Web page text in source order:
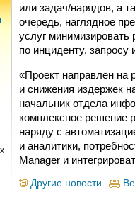
или задач/нарядов, а
очередь, наглядное
услуг минимизировать
по инциденту,
«Проект направлен на
и снижения издержек
начальник отдела
комплексное решение
наряду с
и аналитики,
Manager и
Другие новости